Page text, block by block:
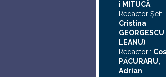
i MITUCĂ
Redactor Şef:
Cristina
GEORGESCU
LEANU)
Redactori:
PĂCURARU,
Adrian